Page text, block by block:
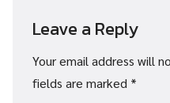
Leave a Reply
Your email address will
fields are marked *